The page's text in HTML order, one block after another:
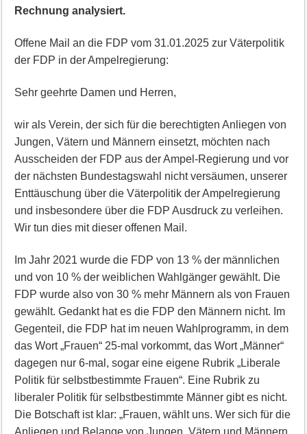
Rechnung analysiert.
Offene Mail an die FDP vom 31.01.2025 zur Väterpolitik
der FDP in der Ampelregierung:
Sehr geehrte Damen und Herren,
wir als Verein, der sich für die berechtigten Anliegen von
Jungen, Vätern und Männern einsetzt, möchten nach
Ausscheiden der FDP aus der Ampel-Regierung und vor
der nächsten Bundestagswahl nicht versäumen, unserer
Enttäuschung über die Väterpolitik der Ampelregierung
und insbesondere über die FDP Ausdruck zu verleihen.
Wir tun dies mit dieser offenen Mail.
Im Jahr 2021 wurde die FDP von 13 % der männlichen
und von 10 % der weiblichen Wahlgänger gewählt. Die
FDP wurde also von 30 % mehr Männern als von Frauen
gewählt. Gedankt hat es die FDP den Männern nicht. Im
Gegenteil, die FDP hat im neuen Wahlprogramm, in dem
das Wort „Frauen“ 25-mal vorkommt, das Wort „Männer“
dagegen nur 6-mal, sogar eine eigene Rubrik „Liberale
Politik für selbstbestimmte Frauen“. Eine Rubrik zu
liberaler Politik für selbstbestimmte Männer gibt es nicht.
Die Botschaft ist klar: „Frauen, wählt uns. Wer sich für die
Anliegen und Belange von Jungen, Vätern und Männern